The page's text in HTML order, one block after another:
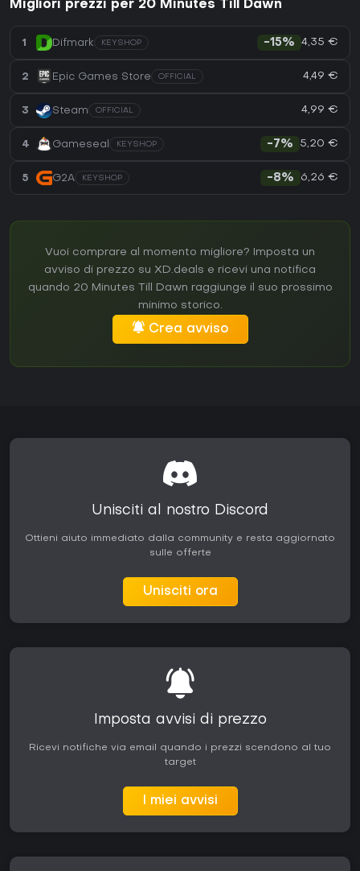
Migliori prezzi per 20 Minutes Till Dawn
1 Difmark KEYSHOP -15% 4,35 €
2 Epic Games Store OFFICIAL 4,49 €
3 Steam OFFICIAL 4,99 €
4 Gameseal KEYSHOP -7% 5,20 €
5 G2A KEYSHOP -8% 6,26 €
Vuoi comprare al momento migliore? Imposta un
avviso di prezzo su XD.deals e ricevi una notifica
quando 20 Minutes Till Dawn raggiunge il suo prossimo
minimo storico.
Crea avviso
Unisciti al nostro Discord
Ottieni aiuto immediato dalla community e resta aggiornato
sulle offerte
Unisciti ora
Imposta avvisi di prezzo
Ricevi notifiche via email quando i prezzi scendono al tuo
target
I miei avvisi